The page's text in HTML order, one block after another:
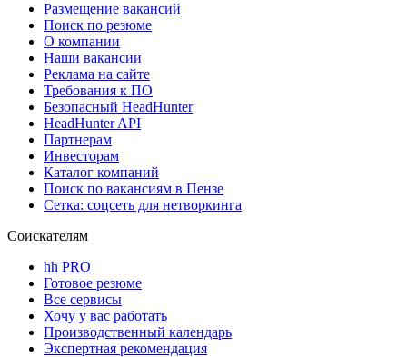
Размещение вакансий
Поиск по резюме
О компании
Наши вакансии
Реклама на сайте
Требования к ПО
Безопасный HeadHunter
HeadHunter API
Партнерам
Инвесторам
Каталог компаний
Поиск по вакансиям в Пензе
Сетка: соцсеть для нетворкинга
Соискателям
hh PRO
Готовое резюме
Все сервисы
Хочу у вас работать
Производственный календарь
Экспертная рекомендация